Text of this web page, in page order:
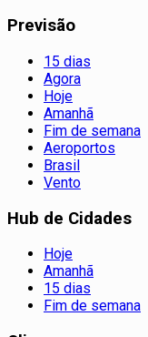
Previsão
15 dias
Agora
Hoje
Amanhã
Fim de semana
Aeroportos
Brasil
Vento
Hub de Cidades
Hoje
Amanhã
15 dias
Fim de semana